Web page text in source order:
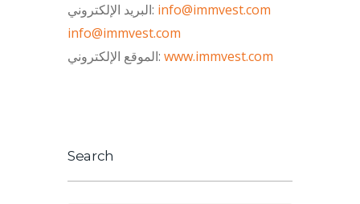
البريد الإلكتروني: info@immvest.com
info@immvest.com
الموقع الإلكتروني: www.immvest.com
Search